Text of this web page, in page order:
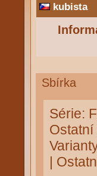
kubista
Sbírka
Série:
Ostatní
|